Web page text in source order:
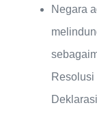
Negara
Resolusi